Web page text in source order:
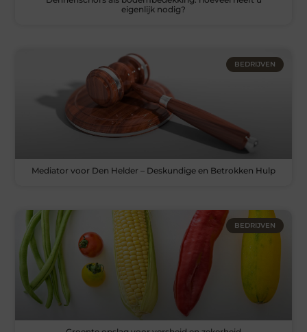
eigenlijk nodig?
BEDRIJVEN
Mediator voor Den Helder – Deskundige en Betrokken Hulp
BEDRIJVEN